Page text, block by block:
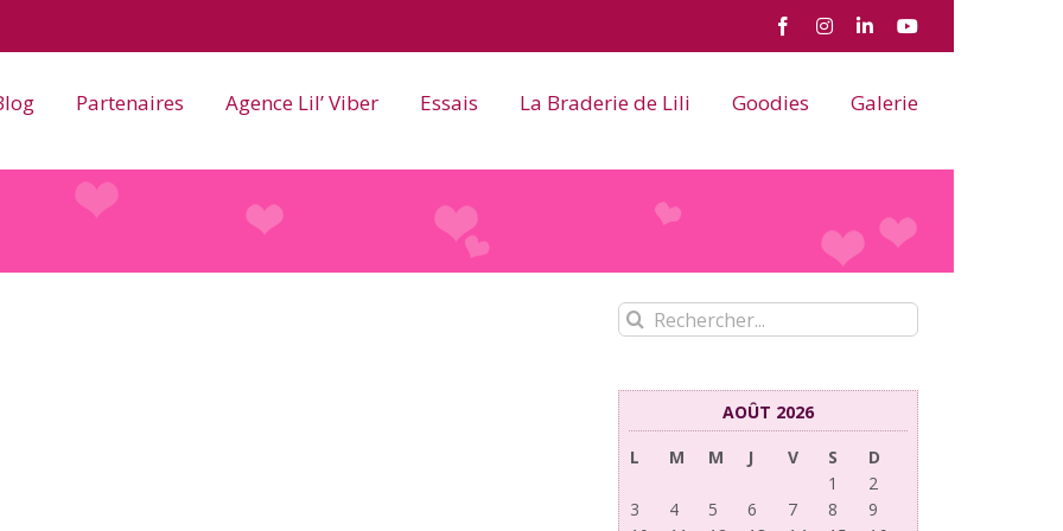
FacebookInstagram
LinkedInYouTube
Partenaires Agence Lil’ Viber Essais La Braderie de Lili Goodies Galerie
Rechercher:
AOÛT 2026
L
M M J V S
D
1
2
3
4 5 6 7 8
9